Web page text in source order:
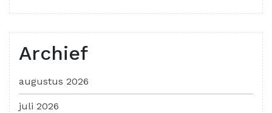
Archief
augustus 2026
juli 2026